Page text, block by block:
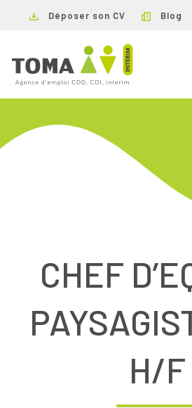
Déposer son CV Blog
CHEF
H/F